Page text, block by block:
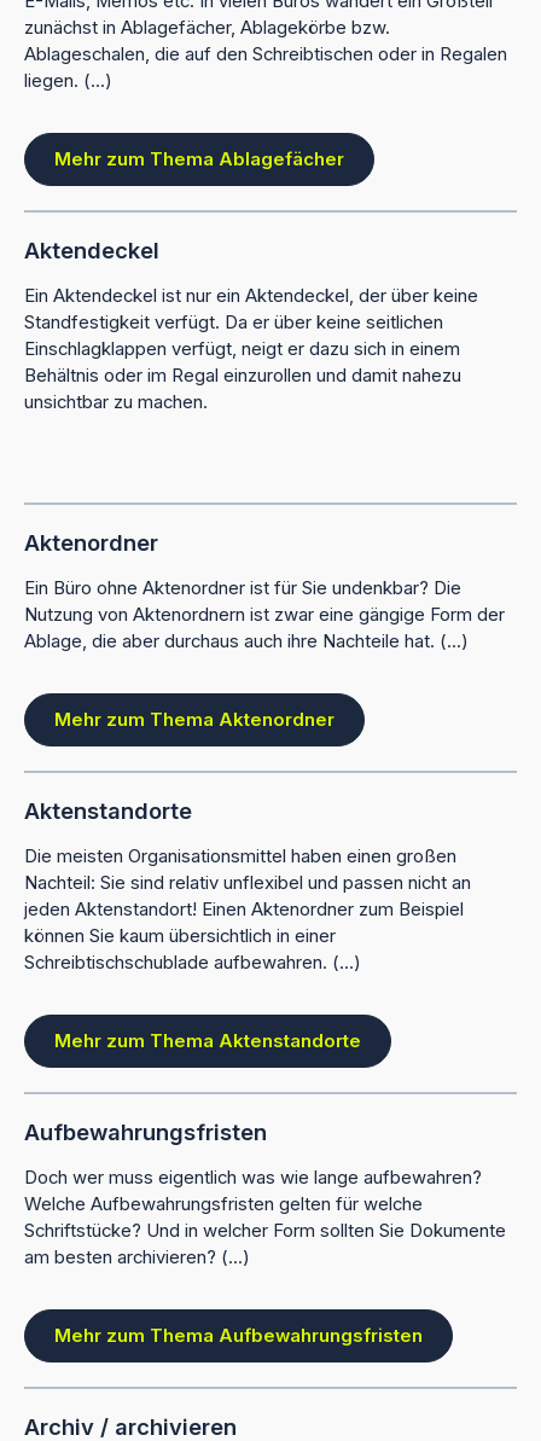
zunächst in Ablagefächer, Ablagekörbe bzw.
Ablageschalen, die auf den Schreibtischen oder in Regalen
liegen. (...)
Mehr zum Thema Ablagefächer
Aktendeckel
Ein Aktendeckel ist nur ein Aktendeckel, der über keine
Standfestigkeit verfügt. Da er über keine seitlichen
Einschlagklappen verfügt, neigt er dazu sich in einem
Behältnis oder im Regal einzurollen und damit nahezu
unsichtbar zu machen.
Aktenordner
Ein Büro ohne Aktenordner ist für Sie undenkbar? Die
Nutzung von Aktenordnern ist zwar eine gängige Form der
Ablage, die aber durchaus auch ihre Nachteile hat. (...)
Mehr zum Thema Aktenordner
Aktenstandorte
Die meisten Organisationsmittel haben einen großen
Nachteil: Sie sind relativ unflexibel und passen nicht an
jeden Aktenstandort! Einen Aktenordner zum Beispiel
können Sie kaum übersichtlich in einer
Schreibtischschublade aufbewahren. (...)
Mehr zum Thema Aktenstandorte
Aufbewahrungsfristen
Doch wer muss eigentlich was wie lange aufbewahren?
Welche Aufbewahrungsfristen gelten für welche
Schriftstücke? Und in welcher Form sollten Sie Dokumente
am besten archivieren? (...)
Mehr zum Thema Aufbewahrungsfristen
Archiv / archivieren